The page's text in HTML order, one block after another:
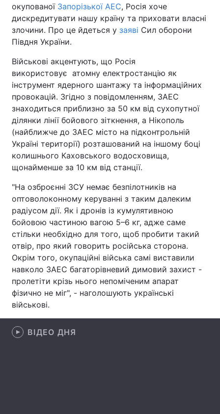
Економіка Світ
Спорт Наука
Зброя Інциденти
Здоров'я Туризм
Цікавинки Погода
Екологія Регіони
Лонгріди
Відео з Youtube Статті
Інтерв'ю Думки
Архів Вакансії
Контакти
Послуги
окупованої Запорізької АЕС, Росія хоче
дискредитувати нашу країну та приховати власні
злочини. Про це йдеться у заяві Сил оборони
Півдня України.
Військові акцентують, що Росія
використовує атомну електростанцію як
інструмент ядерного шантажу та інформаційних
провокацій. Згідно з повідомленням, ЗАЕС
знаходиться приблизно за 50 км від сухопутної
ділянки лінії бойового зіткнення, а Нікополь
(найближче до ЗАЕС місто на підконтрольній
Україні території) розташований на іншому боці
колишнього Каховського водосховища,
щонайменше за 10 км від станції.
"На озброєнні ЗСУ немає безпілотників на
оптоволоконному керуванні з таким далеким
радіусом дії. Як і дронів із кумулятивною
бойовою частиною вагою 5–6 кг, адже саме
стільки необхідно для того, щоб пробити такий
отвір, про який говорить російська сторона.
Окрім того, окупаційні війська самі виставили
навколо ЗАЕС багаторівневий димовий захист -
пролетіти крізь нього непоміченим апарат
фізично не міг", - наголошують українські
військові.
ВІДЕО ДНЯ